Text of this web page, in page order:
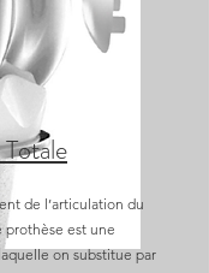
de l’articulation du
prothèse est une
on substitue par